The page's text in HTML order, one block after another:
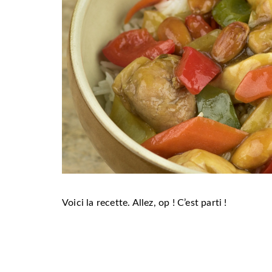
Voici la recette. Allez, op ! C’est parti !